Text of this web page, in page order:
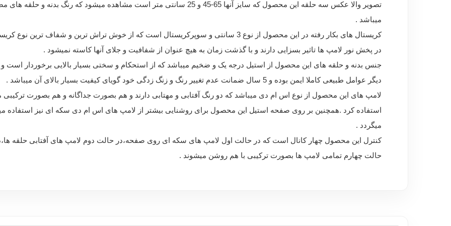
تصویر والا عکس سه حلقه این محصول که سایز آنها 65-45 و 25 سانتی متر است مشاهده
میباشد .
کریستال های بکار رفته در این محصول از نوع 3 سانتی و سوپرکریستال است که از خوش تراش ترین و
در پخش نور لامپ ها تاثیر بسزایی دارند و با گذشت زمان به هیچ عنوان از شفافیت و جلای آنها کاسته نمیشود .
جنس بدنه و حلقه های این محصول از استیل درجه یک و ضخیم میباشد که از استحکام و سختی بسیار بالایی برخوردار
دیگر عوامل طبیعی کاملا ایمن بوده و 5 سال ضمانت عدم تغییر رنگ و زنگ زدگی خود گویای کیفیت بسیار بالای آن میباشد .
لامپ های این محصول از نوع اس ام دی میباشد که دو رنگ آفتابی و مهتابی دارند و هم بصورت جداگانه و هم بصورت ترکیبی
استفاده کرد .همچنین بر روی صفحه استیل این محصول برای روشنایی بیشتر از لامپ های اس ام دی سکه ای نیز استفاده
میگردد .
کنترل این محصول چهار کانال است که در حالت اول لامپ های سکه ای روی صفحه،در حالت دوم لامپ های آفتابی حلقه
حالت چهارم تمامی لامپ ها بصورت ترکیبی با هم روشن میشوند .